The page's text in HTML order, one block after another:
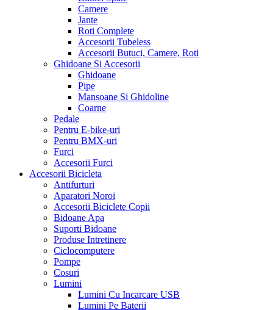
Camere
Jante
Roti Complete
Accesorii Tubeless
Accesorii Butuci, Camere, Roti
Ghidoane Si Accesorii
Ghidoane
Pipe
Mansoane Si Ghidoline
Coarne
Pedale
Pentru E-bike-uri
Pentru BMX-uri
Furci
Accesorii Furci
Accesorii Bicicleta
Antifurturi
Aparatori Noroi
Accesorii Biciclete Copii
Bidoane Apa
Suporti Bidoane
Produse Intretinere
Ciclocomputere
Pompe
Cosuri
Lumini
Lumini Cu Incarcare USB
Lumini Pe Baterii